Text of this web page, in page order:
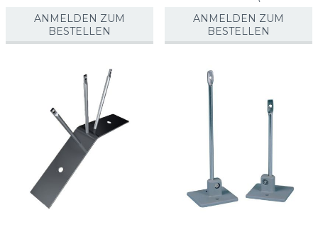
ANMELDEN ZUM
BESTELLEN
ANMELDEN ZUM
BESTELLEN